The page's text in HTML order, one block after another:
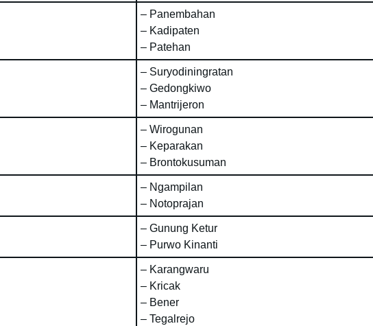
– Panembahan
– Kadipaten
– Patehan
– Suryodiningratan
– Gedongkiwo
– Mantrijeron
– Wirogunan
– Keparakan
– Brontokusuman
– Ngampilan
– Notoprajan
– Gunung Ketur
– Purwo Kinanti
– Karangwaru
– Kricak
– Bener
– Tegalrejo